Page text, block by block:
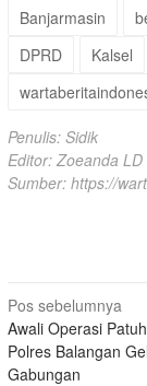
Banjarmasin
DPRD
Kalsel
Penulis: Sidik
Editor: Zoeanda LD
Sumber: https://
Navigasi
pos
Pos sebelumnya
Awali Operasi
Polres Balangan
Gabungan